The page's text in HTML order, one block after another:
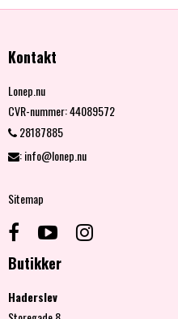
Kontakt
Lonep.nu
CVR-nummer:44089572
28187885
:info@lonep.nu
Sitemap
Butikker
Haderslev